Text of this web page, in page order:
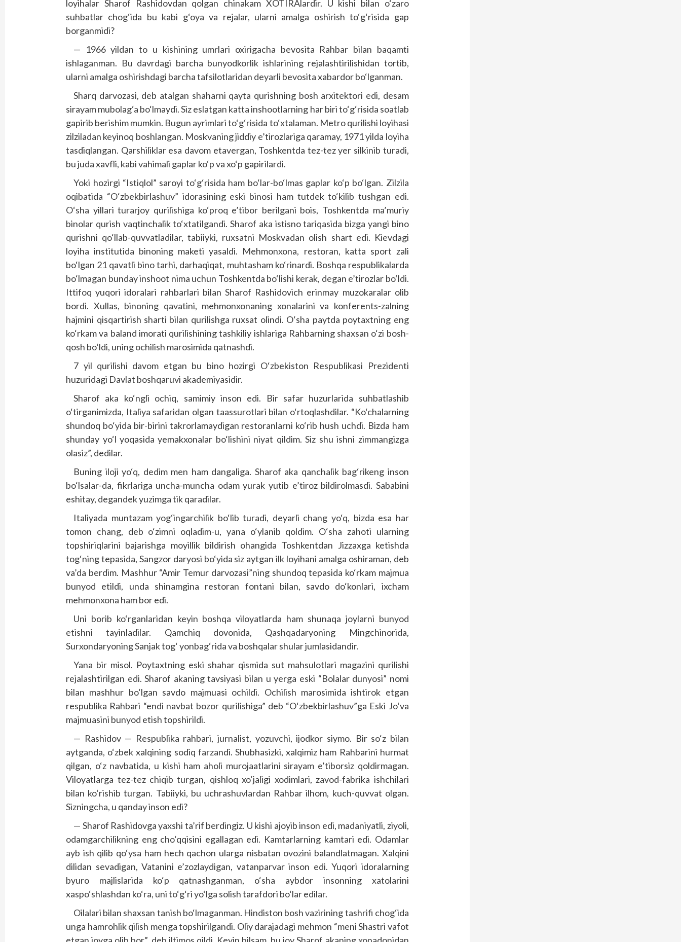
loyihalar Sharof Rashidovdan qolgan chinakam XOTIRAlardir. U kishi bilan o‘zaro
suhbatlar chog‘ida bu kabi g‘oya va rejalar, ularni amalga oshirish to‘g‘risida gap
borganmidi?
— 1966 yildan to u kishining umrlari oxirigacha bevosita Rahbar bilan baqamti
ishlaganman. Bu davrdagi barcha bunyodkorlik ishlarining rejalashtirilishidan tortib,
ularni amalga oshirishdagi barcha tafsilotlaridan deyarli bevosita xabardor bo‘lganman.
Sharq darvozasi, deb atalgan shaharni qayta qurishning bosh arxitektori edi, desam
sirayam mubolag‘a bo‘lmaydi. Siz eslatgan katta inshootlarning har biri to‘g‘risida soatlab
gapirib berishim mumkin. Bugun ayrimlari to‘g‘risida to‘xtalaman. Metro qurilishi loyihasi
zilziladan keyinoq boshlangan. Moskvaning jiddiy e’tirozlariga qaramay, 1971 yilda loyiha
tasdiqlangan. Qarshiliklar esa davom etavergan, Toshkentda tez-tez yer silkinib turadi,
bu juda xavfli, kabi vahimali gaplar ko‘p va xo‘p gapirilardi.
Yoki hozirgi “Istiqlol” saroyi to‘g‘risida ham bo‘lar-bo‘lmas gaplar ko‘p bo‘lgan. Zilzila
oqibatida “O‘zbekbirlashuv” idorasining eski binosi ham tutdek to‘kilib tushgan edi.
O‘sha yillari turarjoy qurilishiga ko‘proq e’tibor berilgani bois, Toshkentda ma’muriy
binolar qurish vaqtinchalik to‘xtatilgandi. Sharof aka istisno tariqasida bizga yangi bino
qurishni qo‘llab-quvvatladilar, tabiiyki, ruxsatni Moskvadan olish shart edi. Kievdagi
loyiha institutida binoning maketi yasaldi. Mehmonxona, restoran, katta sport zali
bo‘lgan 21 qavatli bino tarhi, darhaqiqat, muhtasham ko‘rinardi. Boshqa respublikalarda
bo‘lmagan bunday inshoot nima uchun Toshkentda bo‘lishi kerak, degan e’tirozlar bo‘ldi.
Ittifoq yuqori idoralari rahbarlari bilan Sharof Rashidovich erinmay muzokaralar olib
bordi. Xullas, binoning qavatini, mehmonxonaning xonalarini va konferents-zalning
hajmini qisqartirish sharti bilan qurilishga ruxsat olindi. O‘sha paytda poytaxtning eng
ko‘rkam va baland imorati qurilishining tashkiliy ishlariga Rahbarning shaxsan o‘zi bosh-
qosh bo‘ldi, uning ochilish marosimida qatnashdi.
7 yil qurilishi davom etgan bu bino hozirgi O‘zbekiston Respublikasi Prezidenti
huzuridagi Davlat boshqaruvi akademiyasidir.
Sharof aka ko‘ngli ochiq, samimiy inson edi. Bir safar huzurlarida suhbatlashib
o‘tirganimizda, Italiya safaridan olgan taassurotlari bilan o‘rtoqlashdilar. “Ko‘chalarning
shundoq bo‘yida bir-birini takrorlamaydigan restoranlarni ko‘rib hush uchdi. Bizda ham
shunday yo‘l yoqasida yemakxonalar bo‘lishini niyat qildim. Siz shu ishni zimmangizga
olasiz”, dedilar.
Buning iloji yo‘q, dedim men ham dangaliga. Sharof aka qanchalik bag‘rikeng inson
bo‘lsalar-da, fikrlariga uncha-muncha odam yurak yutib e’tiroz bildirolmasdi. Sababini
eshitay, degandek yuzimga tik qaradilar.
Italiyada muntazam yog‘ingarchilik bo‘lib turadi, deyarli chang yo‘q, bizda esa har
tomon chang, deb o‘zimni oqladim-u, yana o‘ylanib qoldim. O‘sha zahoti ularning
topshiriqlarini bajarishga moyillik bildirish ohangida Toshkentdan Jizzaxga ketishda
tog‘ning tepasida, Sangzor daryosi bo‘yida siz aytgan ilk loyihani amalga oshiraman, deb
va’da berdim. Mashhur “Amir Temur darvozasi”ning shundoq tepasida ko‘rkam majmua
bunyod etildi, unda shinamgina restoran fontani bilan, savdo do‘konlari, ixcham
mehmonxona ham bor edi.
Uni borib ko‘rganlaridan keyin boshqa viloyatlarda ham shunaqa joylarni bunyod
etishni tayinladilar. Qamchiq dovonida, Qashqadaryoning Mingchinorida,
Surxondaryoning Sanjak tog‘ yonbag‘rida va boshqalar shular jumlasidandir.
Yana bir misol. Poytaxtning eski shahar qismida sut mahsulotlari magazini qurilishi
rejalashtirilgan edi. Sharof akaning tavsiyasi bilan u yerga eski “Bolalar dunyosi” nomi
bilan mashhur bo‘lgan savdo majmuasi ochildi. Ochilish marosimida ishtirok etgan
respublika Rahbari “endi navbat bozor qurilishiga” deb “O‘zbekbirlashuv”ga Eski Jo‘va
majmuasini bunyod etish topshirildi.
— Rashidov — Respublika rahbari, jurnalist, yozuvchi, ijodkor siymo. Bir so‘z bilan
aytganda, o‘zbek xalqining sodiq farzandi. Shubhasizki, xalqimiz ham Rahbarini hurmat
qilgan, o‘z navbatida, u kishi ham aholi murojaatlarini sirayam e’tiborsiz qoldirmagan.
Viloyatlarga tez-tez chiqib turgan, qishloq xo‘jaligi xodimlari, zavod-fabrika ishchilari
bilan ko‘rishib turgan. Tabiiyki, bu uchrashuvlardan Rahbar ilhom, kuch-quvvat olgan.
Sizningcha, u qanday inson edi?
— Sharof Rashidovga yaxshi ta’rif berdingiz. U kishi ajoyib inson edi, madaniyatli, ziyoli,
odamgarchilikning eng cho‘qqisini egallagan edi. Kamtarlarning kamtari edi. Odamlar
ayb ish qilib qo‘ysa ham hech qachon ularga nisbatan ovozini balandlatmagan. Xalqini
dilidan sevadigan, Vatanini e’zozlaydigan, vatanparvar inson edi. Yuqori idoralarning
byuro majlislarida ko‘p qatnashganman, o‘sha aybdor insonning xatolarini
xaspo‘shlashdan ko‘ra, uni to‘g‘ri yo‘lga solish tarafdori bo‘lar edilar.
Oilalari bilan shaxsan tanish bo‘lmaganman. Hindiston bosh vazirining tashrifi chog‘ida
unga hamrohlik qilish menga topshirilgandi. Oliy darajadagi mehmon “meni Shastri vafot